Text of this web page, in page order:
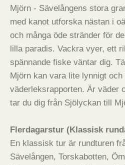
Mjörn - Sävelångens stora
med kanot utforska nästan i
och många öde stränder för
lilla paradis. Vackra vyer, ett
spännande fiske väntar dig.
Mjörn kan vara lite lynnigt
väderleksrapporten. Är väder
tar du dig från Sjölyckan till
Flerdagarstur (Klassisk
En klassisk tur är rundturen
Sävelången, Torskabotten,